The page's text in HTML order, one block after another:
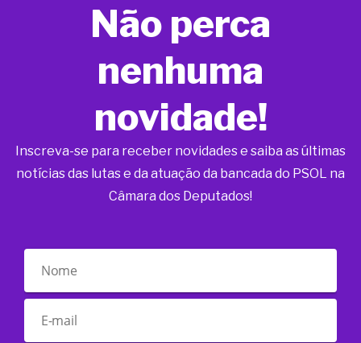
Não perca
nenhuma
novidade!
Inscreva-se para receber novidades e saiba as últimas
notícias das lutas e da atuação da bancada do PSOL na
Câmara dos Deputados!